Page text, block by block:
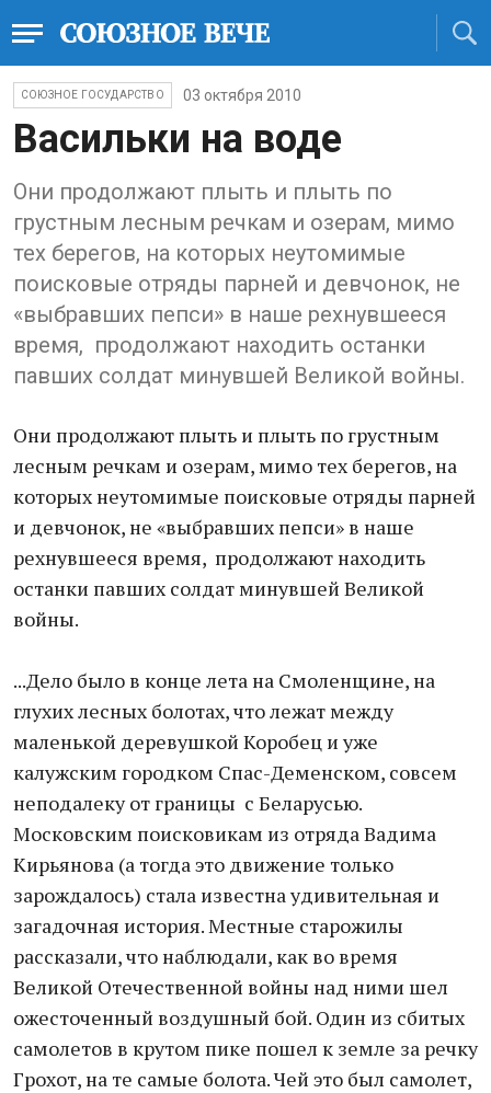
СОЮЗНОЕ ГОСУДАРСТВО 03 октября 2010
Васильки на воде
Они продолжают плыть и плыть по
грустным лесным речкам и озерам, мимо
тех берегов, на которых неутомимые
поисковые отряды парней и девчонок, не
«выбравших пепси» в наше рехнувшееся
время, продолжают находить останки
павших солдат минувшей Великой войны.
Они продолжают плыть и плыть по грустным
лесным речкам и озерам, мимо тех берегов, на
которых неутомимые поисковые отряды парней
и девчонок, не «выбравших пепси» в наше
рехнувшееся время, продолжают находить
останки павших солдат минувшей Великой
войны.
...Дело было в конце лета на Смоленщине, на
глухих лесных болотах, что лежат между
маленькой деревушкой Коробец и уже
калужским городком Спас-Деменском, совсем
неподалеку от границы с Беларусью.
Московским поисковикам из отряда Вадима
Кирьянова (а тогда это движение только
зарождалось) стала известна удивительная и
загадочная история. Местные старожилы
рассказали, что наблюдали, как во время
Великой Отечественной войны над ними шел
ожесточенный воздушный бой. Один из сбитых
самолетов в крутом пике пошел к земле за речку
Грохот, на те самые болота. Чей это был самолет,